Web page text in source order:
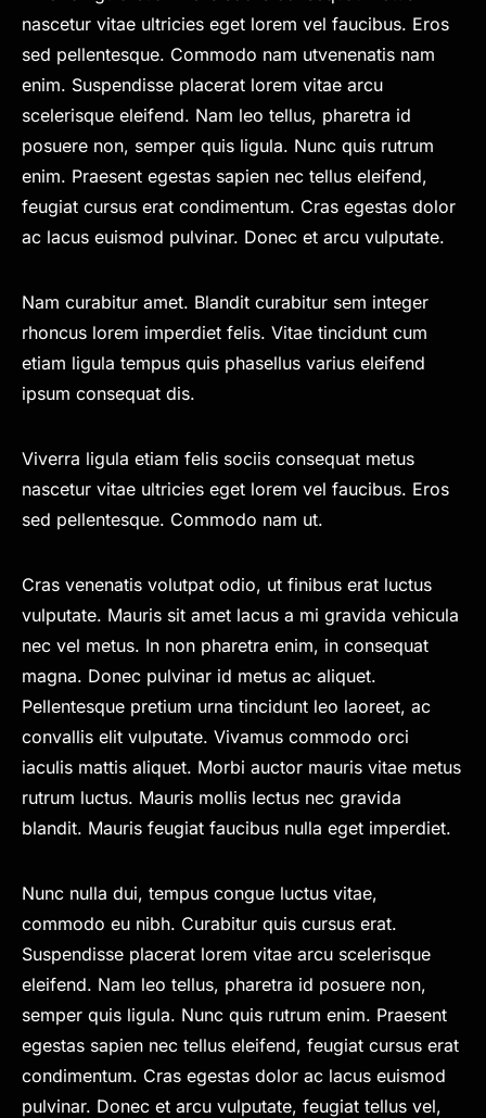
nascetur vitae ultricies eget lorem vel faucibus. Eros
sed pellentesque. Commodo nam utvenenatis nam
enim. Suspendisse placerat lorem vitae arcu
scelerisque eleifend. Nam leo tellus, pharetra id
posuere non, semper quis ligula. Nunc quis rutrum
enim. Praesent egestas sapien nec tellus eleifend,
feugiat cursus erat condimentum. Cras egestas dolor
ac lacus euismod pulvinar. Donec et arcu vulputate.
Nam curabitur amet. Blandit curabitur sem integer
rhoncus lorem imperdiet felis. Vitae tincidunt cum
etiam ligula tempus quis phasellus varius eleifend
ipsum consequat dis.
Viverra ligula etiam felis sociis consequat metus
nascetur vitae ultricies eget lorem vel faucibus. Eros
sed pellentesque. Commodo nam ut.
Cras venenatis volutpat odio, ut finibus erat luctus
vulputate. Mauris sit amet lacus a mi gravida vehicula
nec vel metus. In non pharetra enim, in consequat
magna. Donec pulvinar id metus ac aliquet.
Pellentesque pretium urna tincidunt leo laoreet, ac
convallis elit vulputate. Vivamus commodo orci
iaculis mattis aliquet. Morbi auctor mauris vitae metus
rutrum luctus. Mauris mollis lectus nec gravida
blandit. Mauris feugiat faucibus nulla eget imperdiet.
Nunc nulla dui, tempus congue luctus vitae,
commodo eu nibh. Curabitur quis cursus erat.
Suspendisse placerat lorem vitae arcu scelerisque
eleifend. Nam leo tellus, pharetra id posuere non,
semper quis ligula. Nunc quis rutrum enim. Praesent
egestas sapien nec tellus eleifend, feugiat cursus erat
condimentum. Cras egestas dolor ac lacus euismod
pulvinar. Donec et arcu vulputate, feugiat tellus vel,